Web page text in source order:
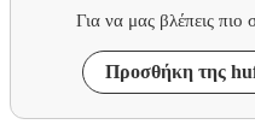
Για να μας βλέπεις
Προσθήκη της